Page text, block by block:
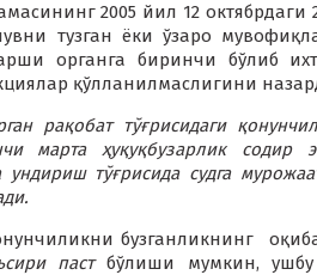
2005 йил 12
тузган ёки ўзаро
органга биринчи бўлиб
қўлланилмаслигини
рақобат тўғрисидаги
марта ҳуқуқбузарлик содир
тўғрисида судга
бузганликнинг
пастбўлиши мумкин, ушбу